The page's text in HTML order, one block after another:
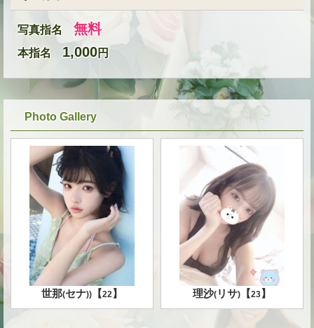
★
★
★
写真指名 無料
本指名 1,000円
Photo Gallery
世那(セナ)) 【22】 理沙( リサ) 【23】